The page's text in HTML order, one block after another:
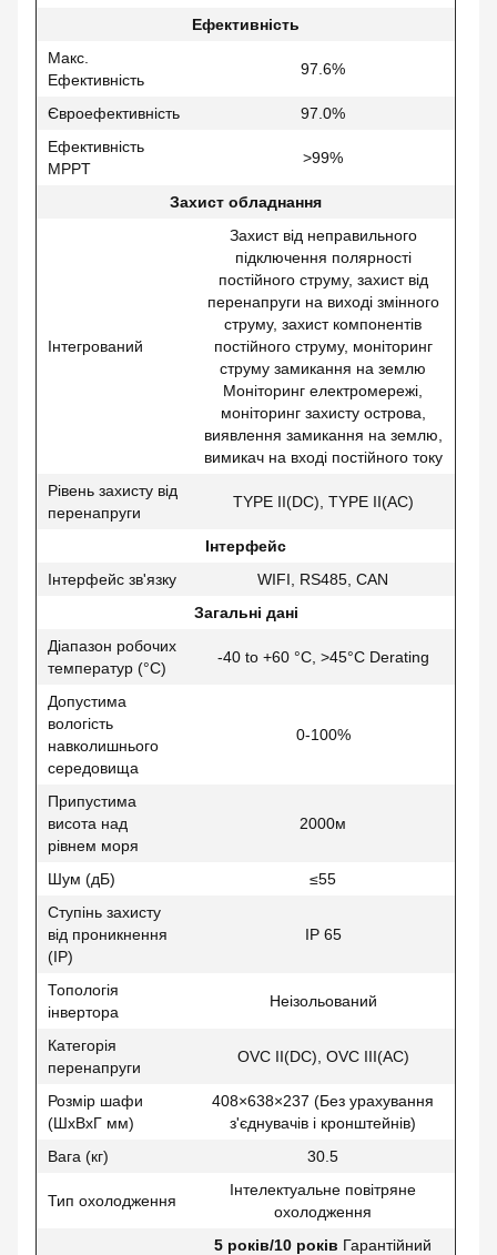
Ефективність
Макс.
Ефективність
97.6%
Євроефективність
97.0%
Ефективність
MPPT
>99%
Захист обладнання
Інтегрований
Захист від неправильного
підключення полярності
постійного струму, захист від
перенапруги на виході змінного
струму, захист компонентів
постійного струму, моніторинг
струму замикання на землю
Моніторинг електромережі,
моніторинг захисту острова,
виявлення замикання на землю,
вимикач на вході постійного току
Рівень захисту від
перенапруги
TYPE II(DC), TYPE II(AC)
Інтерфейс
Інтерфейс зв'язку
WIFI, RS485, CAN
Загальні дані
Діапазон робочих
температур (°C)
-40 to +60 °C, >45°C Derating
Допустима
вологість
навколишнього
середовища
0-100%
Припустима
висота над
рівнем моря
2000м
Шум (дБ)
≤55
Ступінь захисту
від проникнення
(IP)
IP 65
Топологія
інвертора
Неізольований
Категорія
перенапруги
OVC II(DC), OVC III(AC)
Розмір шафи
(ШхВхГ мм)
408×638×237 (Без урахування
з'єднувачів і кронштейнів)
Вага (кг)
30.5
Тип охолодження
Інтелектуальне повітряне
охолодження
5 років/10 років Гарантійний